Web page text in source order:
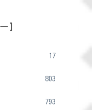
】
17
803
793